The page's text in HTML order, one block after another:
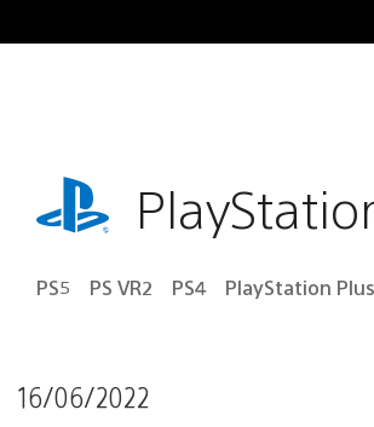
para
playstation.com
PS5 PS VR2 PS4 PlayStation Plus
16/06/2022